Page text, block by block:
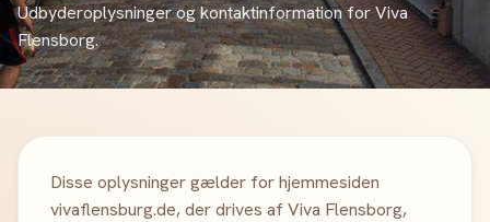
Udbyderoplysninger og kontaktinformation for Viva
Flensborg.
Disse oplysninger gælder for hjemmesiden
vivaflensburg.de, der drives af Viva Flensborg,